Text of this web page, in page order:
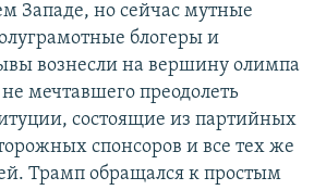
Западе, но сейчас мутные
блогеры и
вознесли на вершину олимпа
мечтавшего преодолеть
состоящие из партийных
спонсоров и все тех же
Трамп обращался к простым